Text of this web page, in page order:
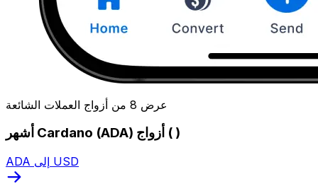
عرض 8 من أزواج العملات الشائعة
أشهر Cardano (ADA) أزواج ( )
ADA إلى USD